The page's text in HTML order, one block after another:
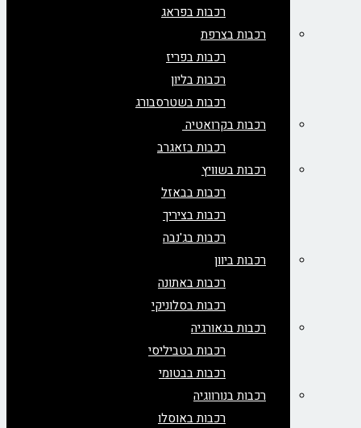
רכבות בפראג
רכבות בצרפת
רכבות בפריז
רכבות בליון
רכבות בשטרסבורג
רכבות בקרואטיה
רכבות בזאגרב
רכבות בשוויץ
רכבות בבאזל
רכבות בציריך
רכבות בג'נבה
רכבות ביוון
רכבות באתונה
רכבות בסלוניקי
רכבות בגאורגיה
רכבות בטביליסי
רכבות בבטומי
רכבות בנורווגיה
רכבות באוסלו